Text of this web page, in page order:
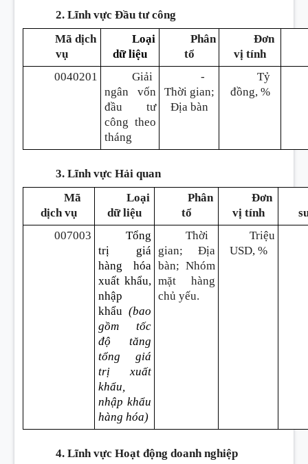
2. Lĩnh vực Đầu tư công
Mã dịch
vụ
Loại
dữliệu
Phân
tổ
Đơn
vị tính
0040201
Giải
ngân vốn
đầu tư
công theo
tháng
-
Thời gian;
Địa bàn
Tỷ
đồng, %
3. Lĩnh vực Hải quan
Mã
dịch vụ
Loại
dữ liệu
Phân
tổ
Đơn
vị tính
007003
Tổng
trị giá
hàng hóa
xuất khẩu,
nhập
khẩu(bao
gồm tốc
độ tăng
tổng giá
trị xuất
khẩu,
nhập khẩu
hàng hóa)
Thời
gian; Địa
bàn; Nhóm
mặt hàng
chủ yếu.
Triệu
USD, %
4. Lĩnh vực Hoạt động doanh nghiệp